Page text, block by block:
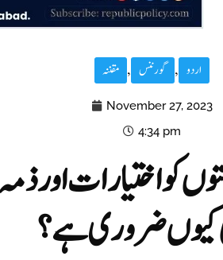
اردو , گورننس , مقننہ
November 27, 2023
4:34 pm
کو اختیارات اور
کیوں ضروری ہے؟